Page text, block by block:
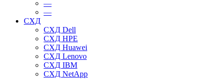
—
—
СХД
СХД Dell
СХД HPE
СХД Huawei
СХД Lenovo
СХД IBM
СХД NetApp